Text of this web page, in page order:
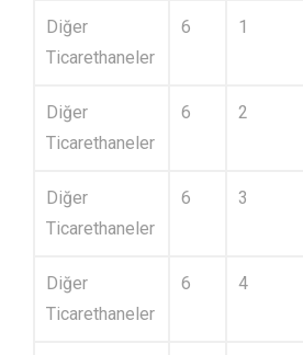
Diğer
Ticarethaneler
6 1
Diğer
Ticarethaneler
6 2
Diğer
Ticarethaneler
6 3
Diğer
Ticarethaneler
6 4